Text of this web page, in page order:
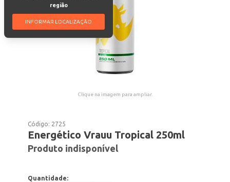
região
INFORMAR LOCALIZAÇÃO
Clique na imagem para ampliar.
Código: 2725
Energético Vrauu Tropical 250ml
Produto indisponível
Quantidade: